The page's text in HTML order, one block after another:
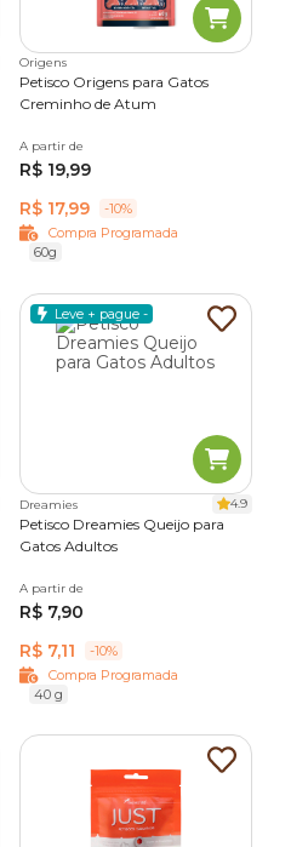
Origens
Petisco Origens para Gatos
Creminho de Atum
A partir de
R$ 19,99
R$ 17,99
-10%
Compra Programada
60g
Leve + pague -
Dreamies 4.9
Petisco Dreamies Queijo para
Gatos Adultos
A partir de
R$ 7,90
R$ 7,11
-10%
Compra Programada
40 g